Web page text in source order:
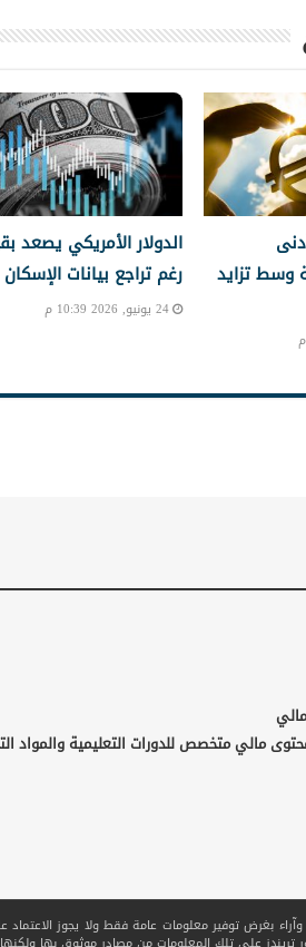
وسط تزايد
الدولار الأمريكي يصعد
رغم تراجع بيانات الإسكان
24 يونيو, 2026 10:39 م
مالي متخصص للدورات التعليمية
بغرض توفير معلومات عامة فقط ولا يجوز الاعتماد